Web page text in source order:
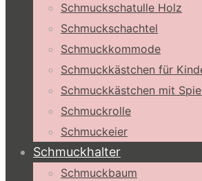
Schmuckschatulle Holz
Schmuckschachtel
Schmuckkommode
Schmuckkästchen für
Schmuckkästchen mit
Schmuckrolle
Schmuckeier
Schmuckhalter
Schmuckbaum